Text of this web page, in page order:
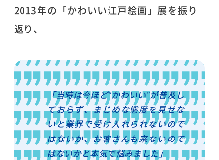
2013年の「かわいい江戸絵画」展を振り
返り、
「当時は今ほど“かわいい”が普及し
ておらず、まじめな態度を見せな
いと業界で受け入れられないので
はないか、お客さんも来ないので
はないかと本気で悩みました」